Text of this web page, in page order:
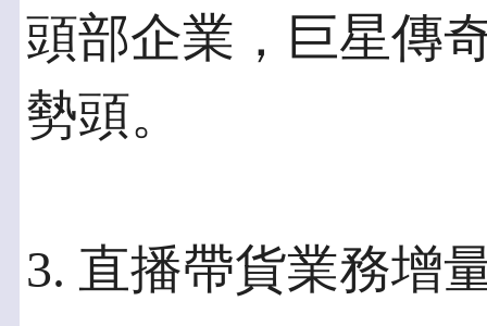
頭部企業，巨星傳
勢頭。
3. 直播帶貨業務增